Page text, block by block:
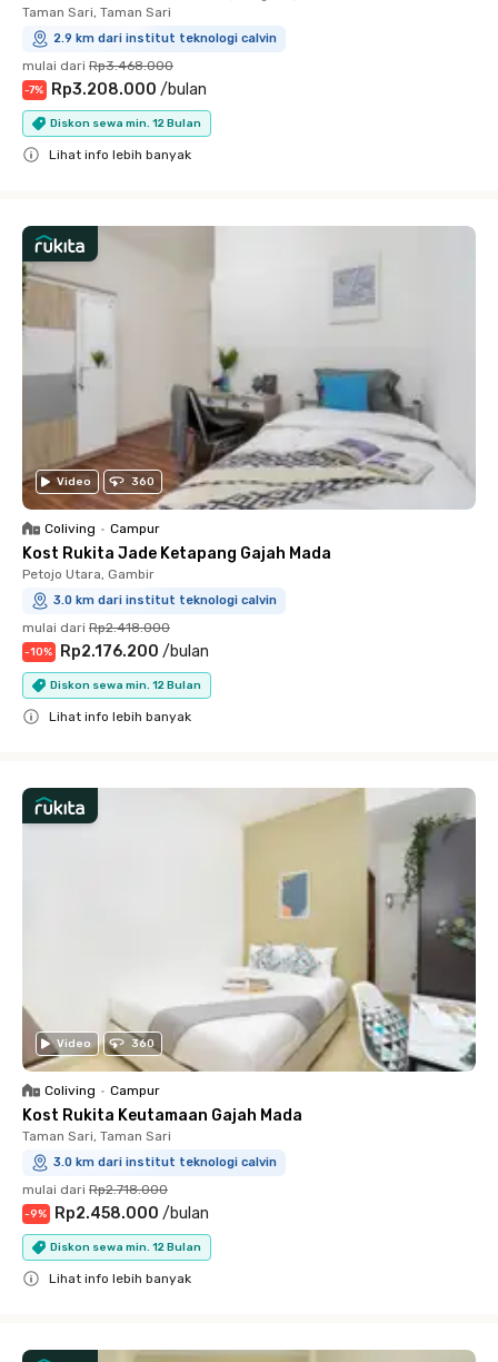
Taman Sari, Taman Sari
2.9 km dari institut teknologi calvin
mulai dari Rp3.468.000
-7% Rp3.208.000 /bulan
Diskon sewa min. 12 Bulan
Lihat info lebih banyak
Video 360
Coliving • Campur
Kost Rukita Jade Ketapang Gajah Mada
Petojo Utara, Gambir
3.0 km dari institut teknologi calvin
mulai dari Rp2.418.000
-10% Rp2.176.200 /bulan
Diskon sewa min. 12 Bulan
Lihat info lebih banyak
Video 360
Coliving • Campur
Kost Rukita Keutamaan Gajah Mada
Taman Sari, Taman Sari
3.0 km dari institut teknologi calvin
mulai dari Rp2.718.000
-9% Rp2.458.000 /bulan
Diskon sewa min. 12 Bulan
Lihat info lebih banyak